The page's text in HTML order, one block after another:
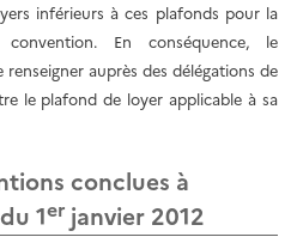
inférieurs à ces plafonds pour la
En conséquence, le
auprès des délégations de
le plafond de loyer applicable à sa
conclues à
1er janvier 2012